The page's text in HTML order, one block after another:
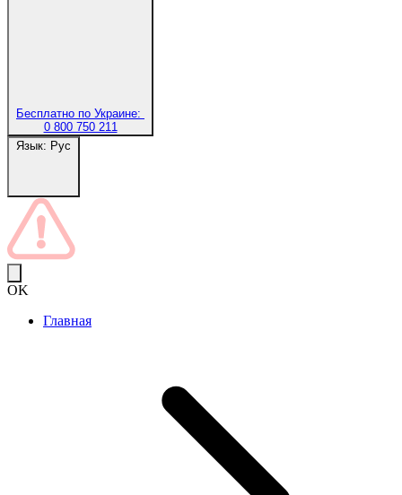
Бесплатно по Украине:
0 800 750 211
Язык: Рус
OK
Главная